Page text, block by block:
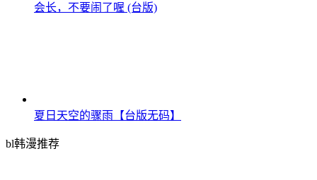
会长，不要闹了喔 (台版)
夏日天空的骤雨【台版无码】
bl韩漫推荐